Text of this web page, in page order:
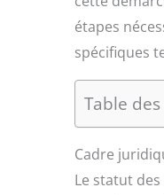
étapes
spécifiques
Table
Cadre
Le statut